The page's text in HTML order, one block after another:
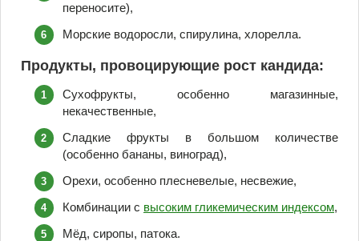
переносите),
Морские водоросли, спирулина, хлорелла.
Продукты, провоцирующие рост кандида:
Сухофрукты, особенно магазинные,
некачественные,
Сладкие фрукты в большом количестве
(особенно бананы, виноград),
Орехи, особенно плесневелые, несвежие,
Комбинации с высоким гликемическим индексом,
Мёд, сиропы, патока.